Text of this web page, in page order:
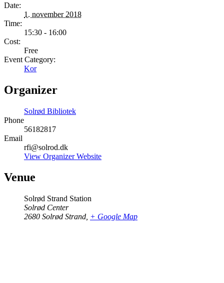
Date:
1. november 2018
Time:
15:30 - 16:00
Cost:
Free
Event Category:
Kor
Organizer
Solrød Bibliotek
Phone
56182817
Email
rfi@solrod.dk
View Organizer Website
Venue
Solrød Strand Station
Solrød Center
2680 Solrød Strand + Google Map